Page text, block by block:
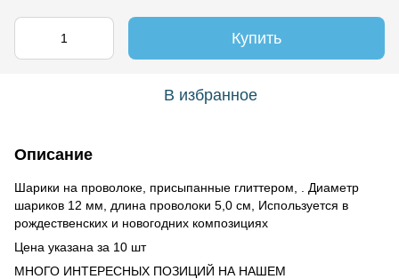
Купить
В избранное
Описание
Шарики на проволоке, присыпанные глиттером, . Диаметр
шариков 12 мм, длина проволоки 5,0 см, Используется в
рождественских и новогодних композициях
Цена указана за 10 шт
МНОГО ИНТЕРЕСНЫХ ПОЗИЦИЙ НА НАШЕМ